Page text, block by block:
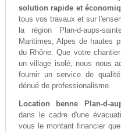
solution rapide et
tous vos travaux et sur
la région Plan-d-aups-
Maritimes, Alpes de hautes
du Rhône. Que votre
un village isolé, nous nous
fournir un service de
dénué de professionalisme.
Location benne Plan-d-
dans le cadre d'une
vous le montant financier